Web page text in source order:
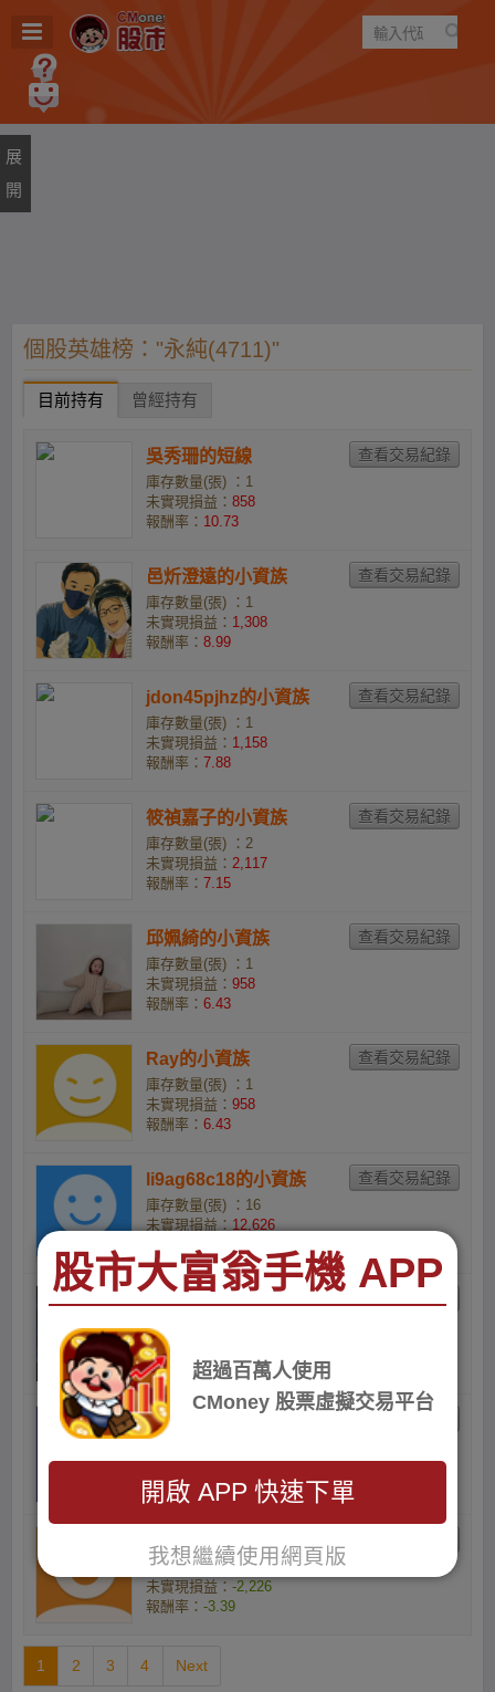
遊戲
個股英雄榜："永純(4711)"
目前持有 曾經持有
吳秀珊的短線
庫存數量(張) ：1
未實現損益： 858
報酬率： 10.73
邑炘澄遠的小資族
庫存數量(張) ：1
未實現損益： 1,308
報酬率： 8.99
jdon45pjhz的小資族
庫存數量(張) ：1
未實現損益： 1,158
報酬率： 7.88
筱禎嘉子的小資族
庫存數量(張) ：2
未實現損益： 2,117
報酬率： 7.15
邱姵綺的小資族
庫存數量(張) ：1
未實現損益： 958
報酬率： 6.43
Ray的小資族
庫存數量(張) ：1
未實現損益： 958
報酬率： 6.43
li9ag68c18的小資族
庫存數量(張) ：16
未實現損益： 12,626
x718lxo5zc的小資資
庫存數量(張) ：1
未實現損益：
報酬率：2.3
阮翊家的小資族
未實現損益：-1,582
報酬率：-3.22
楊學學的小資族
庫存數量(張) ：4
未實現損益： -2,226
報酬率： -3.39
1 2 3 4 Next
股市大富翁手機 APP
超過百萬人使用
CMoney 股票虛擬交易平台
開啟 APP 快速下單
我想繼續使用網頁版